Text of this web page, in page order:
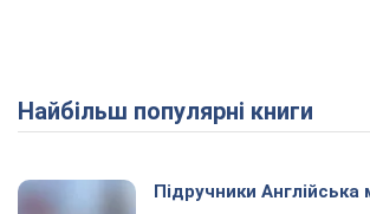
Play
Найбільш популярні книги
Підручники Англійська